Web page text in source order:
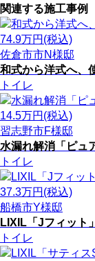
関連する施工事例
74.9万円(税込)
佐倉市市N様邸
和式から洋式へ、
トイレ
14.5万円(税込)
習志野市F様邸
水漏れ解消「ピュ
トイレ
37.3万円(税込)
船橋市Y様邸
LIXIL「Jフィット
トイレ